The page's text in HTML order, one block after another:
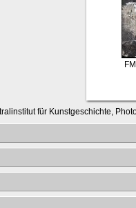
für Kunstgeschichte,